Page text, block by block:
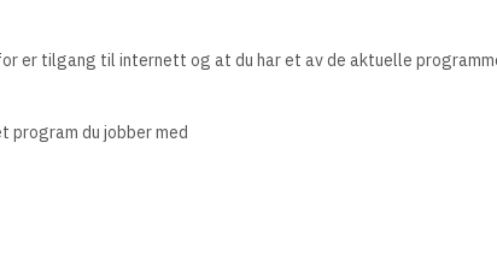
er tilgang til internett og at du har et av de aktuelle
program du jobber med